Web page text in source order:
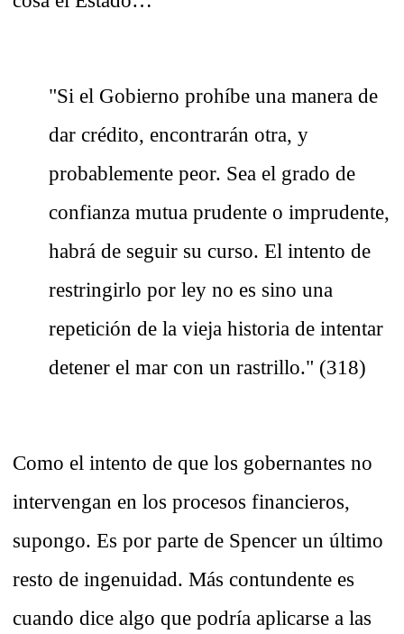
"Si el Gobierno prohíbe una manera de
dar crédito, encontrarán otra, y
probablemente peor. Sea el grado de
confianza mutua prudente o imprudente,
habrá de seguir su curso. El intento de
restringirlo por ley no es sino una
repetición de la vieja historia de intentar
detener el mar con un rastrillo." (318)
Como el intento de que los gobernantes no
intervengan en los procesos financieros,
supongo. Es por parte de Spencer un último
resto de ingenuidad. Más contundente es
cuando dice algo que podría aplicarse a las